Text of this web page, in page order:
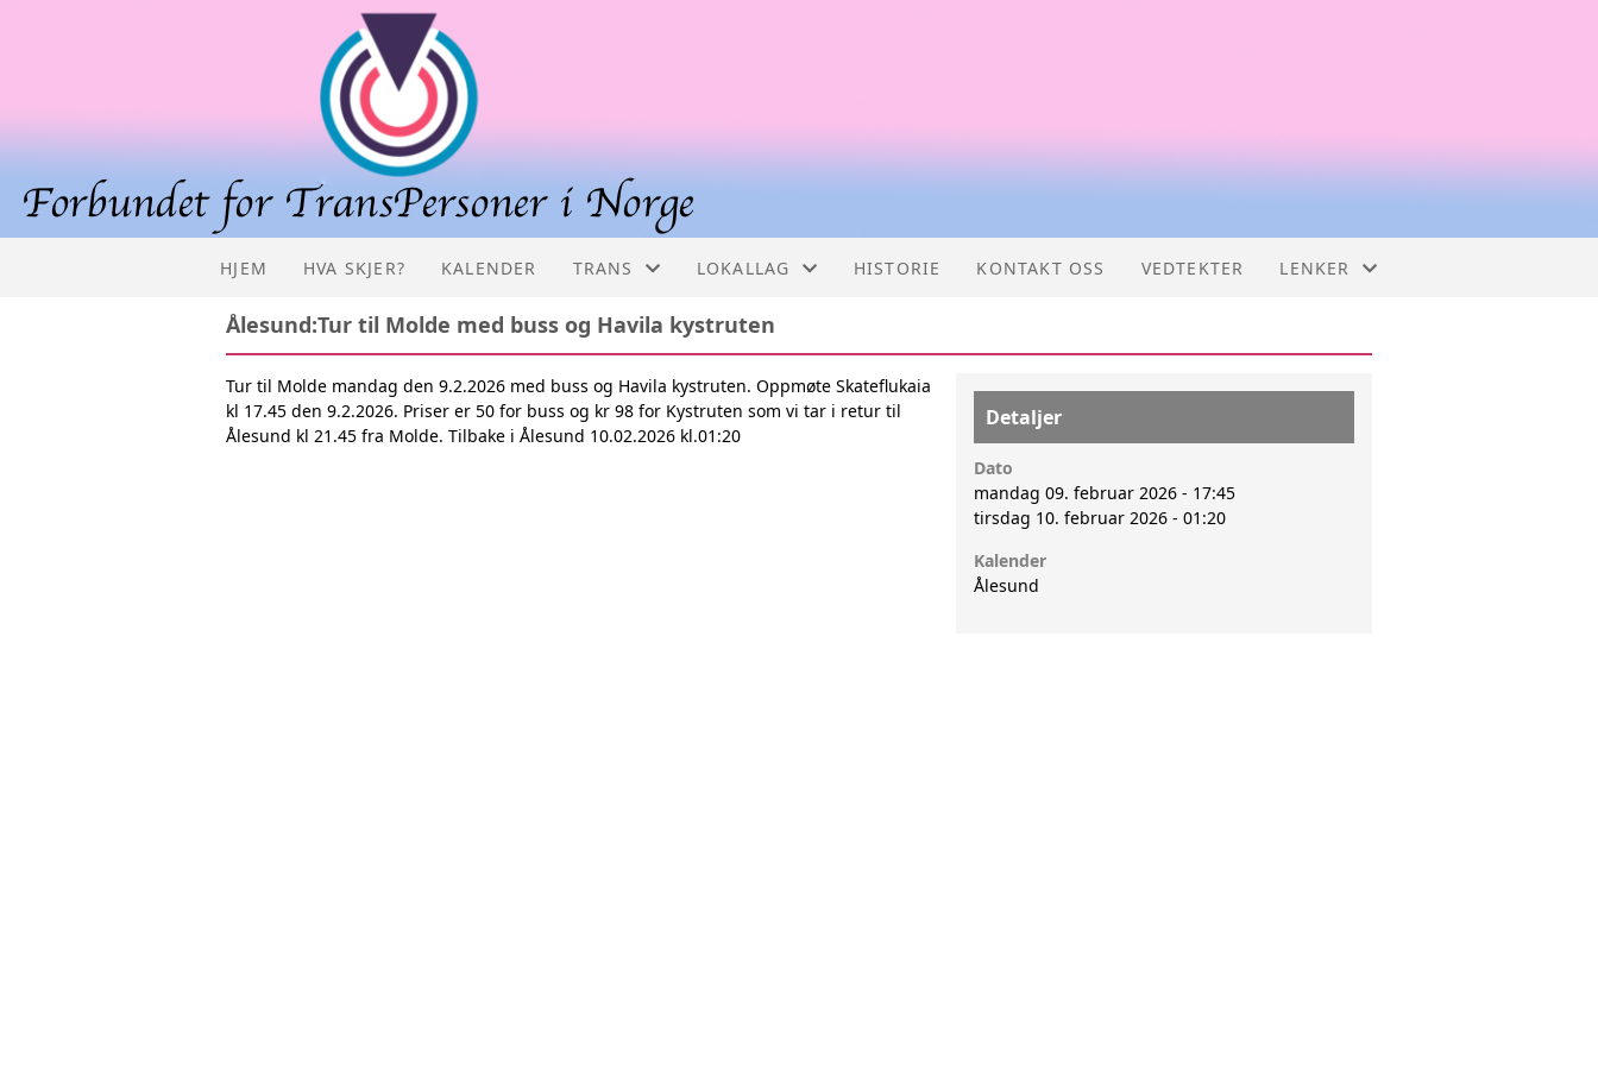
HJEM HVA SKJER? KALENDER TRANS
PÅ FILM
DEFINISJONER
KJØNNSINKONGRUENS
LOKALLAG
LOKALLAG
BERGEN FTPN
ÅLESUND
HISTORIE KONTAKT OSS VEDTEKTER LENKER
ANDRE RESSURSER
Ålesund:Tur til Molde med buss og Havila kystruten
Tur til Molde mandag den 9.2.2026 med buss og Havila kystruten. Oppmøte Skateflukaia
kl 17.45 den 9.2.2026. Priser er 50 for buss og kr 98 for Kystruten som vi tar i retur til
Ålesund kl 21.45 fra Molde. Tilbake i Ålesund 10.02.2026 kl.01:20
Detaljer
Dato
mandag 09. februar 2026 - 17:45
tirsdag 10. februar 2026 - 01:20
Kalender
Ålesund